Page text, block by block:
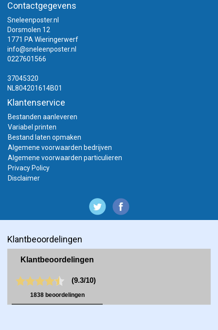
Contactgegevens
Sneleenposter.nl
Dorsmolen 12
1771 PA Wieringerwerf
info@sneleenposter.nl
0227601566
37045320
NL804201614B01
Klantenservice
Bestanden aanleveren
Variabel printen
Bestand laten opmaken
Algemene voorwaarden bedrijven
Algemene voorwaarden particulieren
Privacy Policy
Disclaimer
Klantbeoordelingen